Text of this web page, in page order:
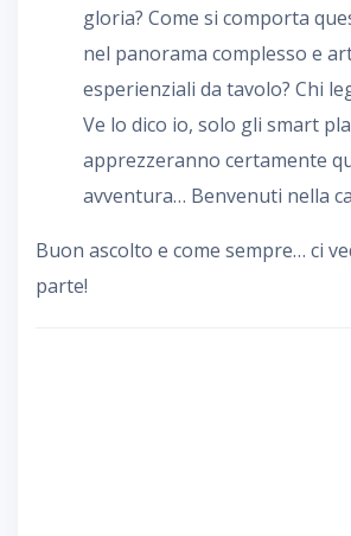
gloria? Come si comporta
nel panorama complesso e
esperienziali da tavolo? Chi
Ve lo dico io, solo gli smart
apprezzeranno certamente
avventura… Benvenuti nella
Buon ascolto e come sempre… ci
parte!